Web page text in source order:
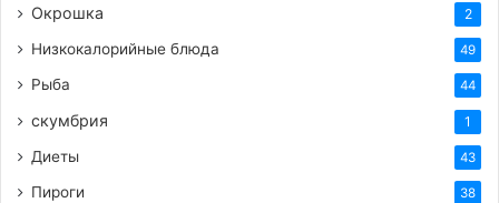
Окрошка 2
Низкокалорийные блюда 49
Рыба 44
скумбрия 1
Диеты 43
Пироги 38